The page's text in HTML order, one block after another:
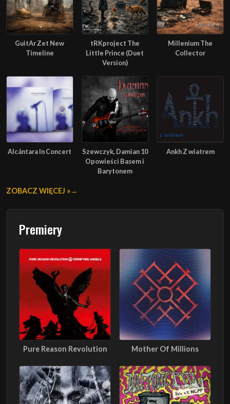
GuitAr Zet New
Timeline
tRKproject The
Little Prince (Duet
Version)
Millenium The
Collector
Alcántara In Concert
Szewczyk, Damian 10
Opowieści Basem i
Barytonem
Ankh Z wiatrem
ZOBACZ WIĘCEJ »
Premiery
Pure Reason Revolution Mother Of Millions